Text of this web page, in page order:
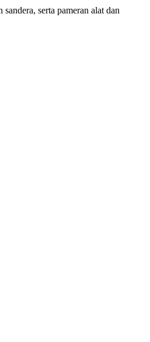
serta pameran alat dan